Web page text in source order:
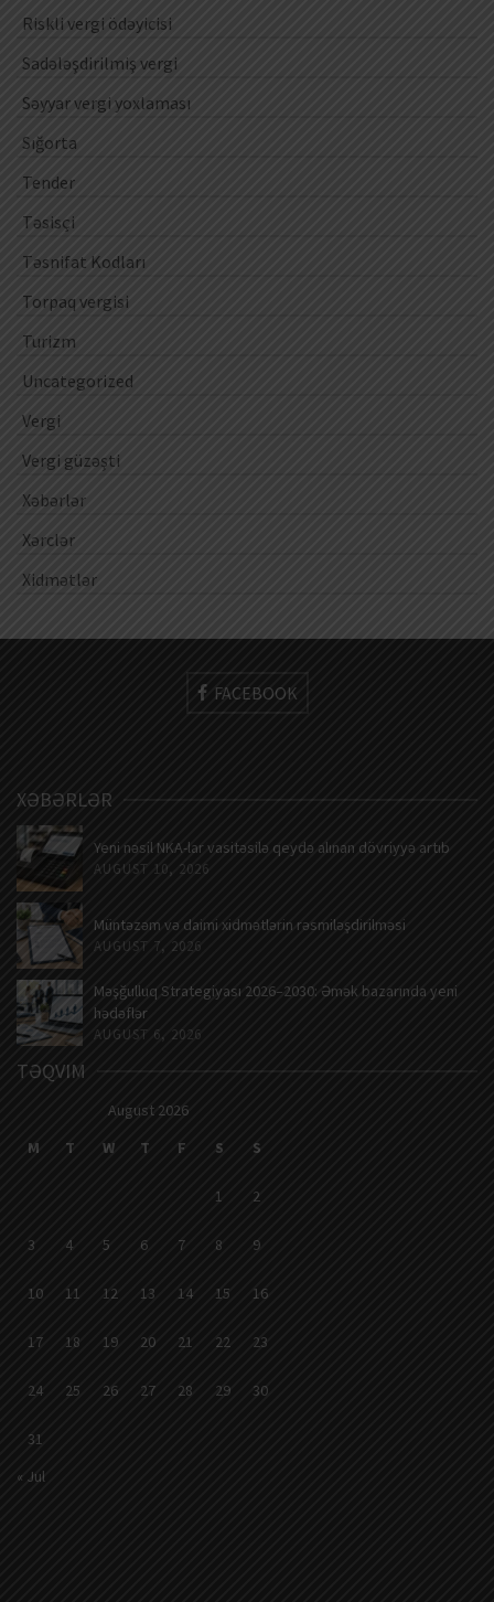
Riskli vergi ödəyicisi
Sadələşdirilmiş vergi
Səyyar vergi yoxlaması
Sığorta
Tender
Təsisçi
Təsnifat Kodları
Torpaq vergisi
Turizm
Uncategorized
Vergi
Vergi güzəşti
Xəbərlər
Xərclər
Xidmətlər
FACEBOOK
XƏBƏRLƏR
Yeni nəsil NKA-lar vasitəsilə qeydə alınan dövriyyə artıb
AUGUST 10, 2026
Müntəzəm və daimi xidmətlərin rəsmiləşdirilməsi
AUGUST 7, 2026
Məşğulluq Strategiyası 2026–2030: Əmək bazarında yeni
hədəflər
AUGUST 6, 2026
TƏQVIM
August 2026
M
T W T F S S
1 2
3 4 5 6 7 8 9
10 11 12 13 14 15 16
17 18 19 20 21 22 23
24 25 26 27 28 29 30
31
« Jul